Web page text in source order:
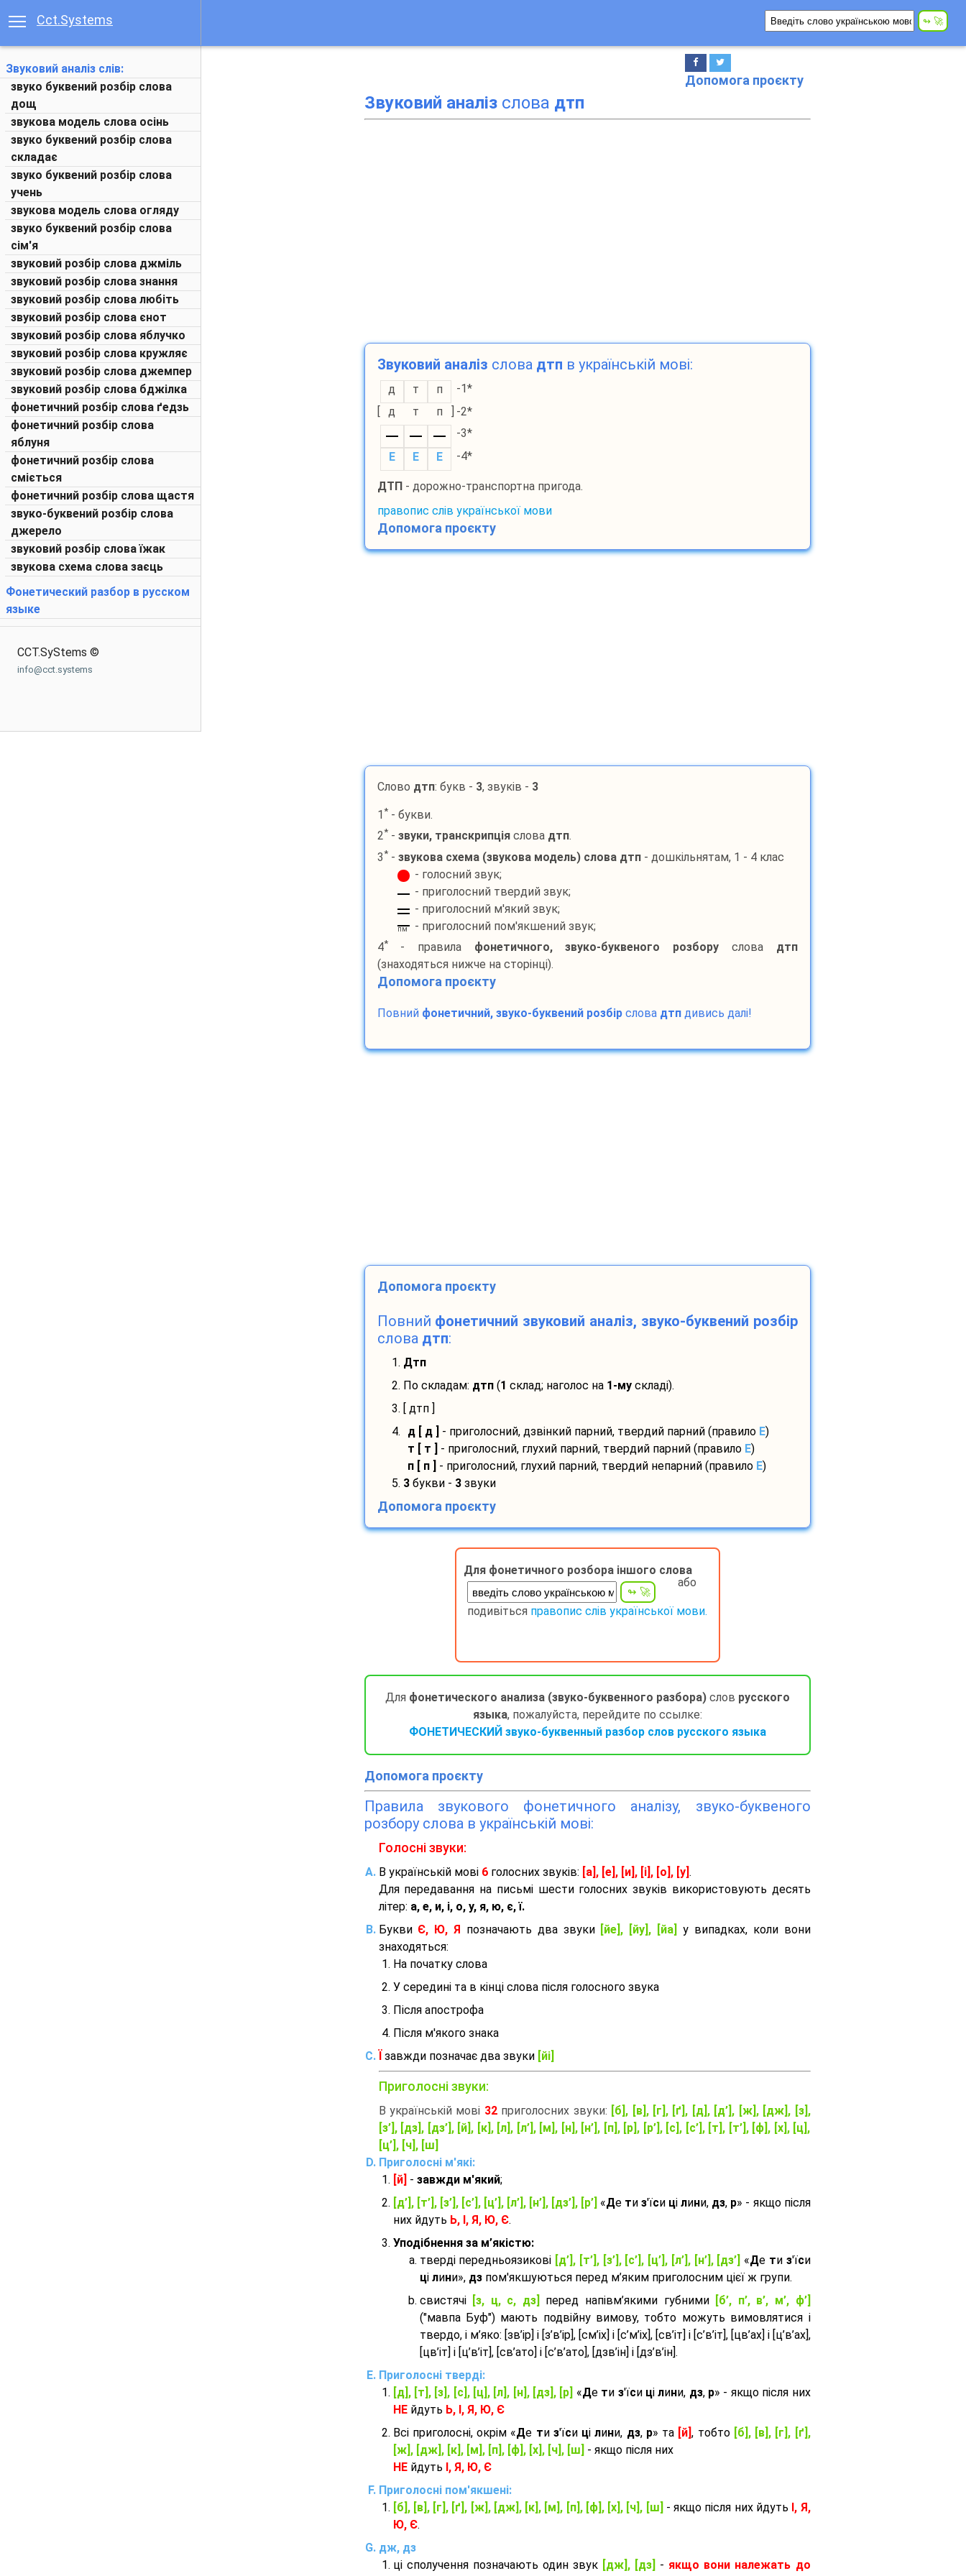
Cct.Systems
Звуковий аналіз слів:
звуко буквений розбір слова
дощ
звукова модель слова осінь
звуко буквений розбір слова
складає
звуко буквений розбір слова
учень
звукова модель слова огляду
звуко буквений розбір слова
сім'я
звуковий розбір слова джміль
звуковий розбір слова знання
звуковий розбір слова любіть
звуковий розбір слова єнот
звуковий розбір слова яблучко
звуковий розбір слова кружляє
звуковий розбір слова джемпер
звуковий розбір слова бджілка
фонетичний розбір слова ґедзь
фонетичний розбір слова
яблуня
фонетичний розбір слова
сміється
фонетичний розбір слова щастя
звуко-буквений розбір слова
джерело
звуковий розбір слова їжак
звукова схема слова заєць
Фонетический разбор в русском
языке
CCT.SyStems ©
info@cct.systems
Допомога проєкту
Звуковий аналізслова дтп
Звуковий аналіз слова дтп в українській мові:
д т п
-1*
[
д т п ] -2*
-3*
E
E E -4*
ДТП- дорожно-транспортна пригода.
правопис слів української мови
Допомога проєкту
Слово дтп: букв - 3, звуків - 3
1 *- букви.
2*- звуки, транскрипціяслова дтп.
3*- звукова схема (звукова модель) слова дтп- дошкільнятам, 1 - 4 клас
- голосний звук;
- приголосний твердий звук;
- приголосний м'який звук;
пм
- приголосний пом'якшений звук;
4*- правила фонетичного, звуко-буквеного розбору слова дтп
(знаходяться нижче на сторінці).
Допомога проєкту
Повний фонетичний, звуко-буквений розбірслова дтпдивись далі!
Допомога проєкту
Повний фонетичний звуковий аналіз, звуко-буквений розбір
слова дтп:
1. Дтп
2. По складам: дтп(1 склад; наголос на 1-мускладі).
3. [ дтп ]
4.
д [ д ] - приголосний, дзвінкий парний, твердий парний (правило E)
т [ т ]
- приголосний, глухий парний, твердий парний (правило E)
п [ п ]
- приголосний, глухий парний, твердий непарний (правило E)
5. 3букви - 3звуки
Допомога проєкту
Для фонетичного розбора іншого слова
або
подивіться правопис слів української мови.
Для фонетического анализа (звуко-буквенного разбора)слов русского
языка, пожалуйста, перейдите по ссылке:
ФОНЕТИЧЕСКИЙ звуко-буквенный разбор слов русского языка
Допомога проєкту
Правила звукового фонетичного аналізу, звуко-буквеного
розбору слова в українській мові:
Голосні звуки:
В українській мові 6голосних звуків: [а], [е], [и], [і], [о], [у] .
Для передавання на письмі шести голосних звуків використовують десять
літер: а, е, и, і, о, у, я, ю, є, ї.
Букви Є, Ю, Я позначають два звуки [йе], [йу], [йа]
у випадках, коли вони
знаходяться:
На початку слова
У середині та в кінці слова після голосного звука
Після апострофа
Після м'якого знака
завжди позначає два звуки [йі]
Приголосні звуки:
В українській мові 32приголосних звуки:
[б], [в], [г], [ґ], [д], [д’], [ж], [дж], [з],
[з’], [дз], [дз’], [й], [к], [л], [л’], [м], [н], [н’], [п], [р], [р’], [с], [с’], [т], [т’], [ф], [х], [ц],
[ц’], [ч], [ш]
Приголосні м'які:
[й] - завжди м'який;
[д’], [т’], [з’], [с’], [ц’], [л’], [н’], [дз’], [р’] «Де тиз'їси цілини, дз, р» - якщо після
них йдуть Ь, І, Я, Ю, Є.
Уподібнення за м’якістю:
тверді передньоязикові [д’], [т’], [з’], [с’], [ц’], [л’], [н’], [дз’] «Де ти з'їси
ці лини», дзпом'якшуються перед м’яким приголосним цієї ж групи.
cвистячі
[з, ц, с, дз] перед напівм’якими губними
[б’, п’, в’, м’, ф’]
("мавпа Буф") мають подвійну вимову, тобто можуть вимовлятися і
твердо, і м’яко: [зв’ір] і [з’в’ір], [см’іх] і [с’м’іх], [св’іт] і [с’в’іт], [цв’ах] і [ц’в’ах],
[цв’іт] і [ц’в’іт], [св’ато] і [с’в’ато], [дзв’iн] і [дз’в’iн].
Приголосні тверді:
[д], [т], [з], [с], [ц], [л], [н], [дз], [р] «Де ти з'їси цілини, дз, р» - якщо після них
НЕйдуть Ь, І, Я, Ю, Є
Всі приголосні, окрім «Де ти з'їси цілини, дз, р» та [й], тобто [б], [в], [г], [ґ],
[ж], [дж], [к], [м], [п], [ф], [х], [ч], [ш] - якщо після них
НЕйдуть І, Я, Ю, Є
Приголосні пом'якшені:
[б], [в], [г], [ґ], [ж], [дж], [к], [м], [п], [ф], [х], [ч], [ш] - якщо після них йдуть І, Я,
Ю, Є.
дж, дз
ці сполучення позначають один звук
[дж], [дз] - якщо вони належать до